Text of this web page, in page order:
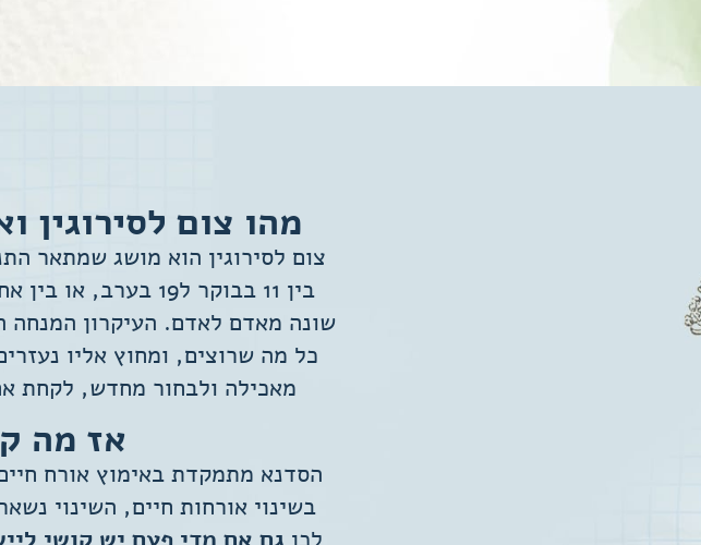
מהו צום לסירוגין
צום לסירוגין הוא מושג שמתאר
בין 11 בבוקר ל19
שונה מאדם לאדם. העיקרון המנחה
כל מה שרוצים, ומחוץ אליו
מאכילה ולבחור מחדש, לקחת
אז מה
הסדנא מתמקדת באימוץ אורח
בשינוי אורחות חיים, השינוי